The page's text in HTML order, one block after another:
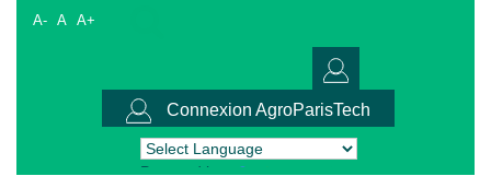
A- A A+
Connexion AgroParisTech
Powered by Translate